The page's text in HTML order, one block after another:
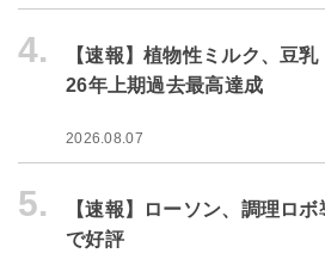
4.
【速報】植物性ミルク、豆
26年上期過去最高達成
2026.08.07
5.
【速報】ローソン、調理ロ
で好評